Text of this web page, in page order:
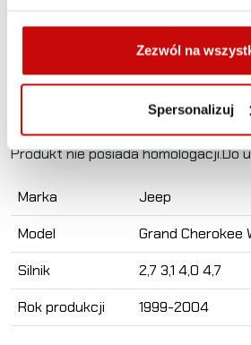
Zezwól na
Spersonalizuj
jest w jej miejsce. Zamontowanie nie
spawania.Wykonana z blachy
o grubości 6 mm. Śrutowana i
Produkt nie posiada homologacji.Do
Marka
Jeep
Model
Grand Cherokee
Silnik
2,7 3,1 4,0 4,7
Rok produkcji
1999-2004